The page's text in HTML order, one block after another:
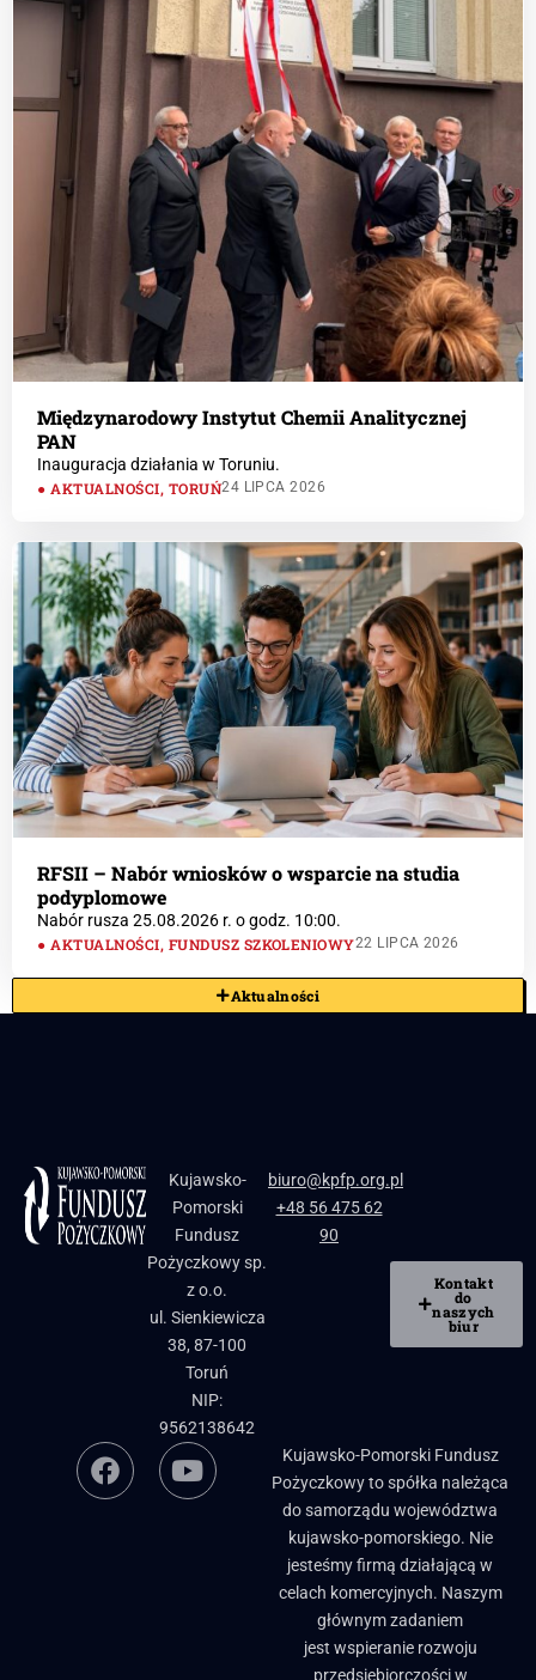
Międzynarodowy Instytut Chemii Analitycznej
PAN
Inauguracja działania w Toruniu.
AKTUALNOŚCI, TORUŃ24 LIPCA 2026
RFSII – Nabór wniosków o wsparcie na studia
podyplomowe
Nabór rusza 25.08.2026 r. o godz. 10:00.
AKTUALNOŚCI, FUNDUSZ SZKOLENIOWY22 LIPCA 2026
Aktualności
Kujawsko-
Pomorski
Fundusz
Pożyczkowy sp.
z o.o.
ul. Sienkiewicza
38, 87-100
Toruń
NIP:
9562138642
biuro@kpfp.org.pl
+48 56 475 62
90
Kontakt
do
naszych
biur
Kujawsko-Pomorski Fundusz
Pożyczkowy to spółka należąca
do samorządu województwa
kujawsko-pomorskiego. Nie
jesteśmy firmą działającą w
celach komercyjnych. Naszym
głównym zadaniem
jest wspieranie rozwoju
przedsiębiorczości w